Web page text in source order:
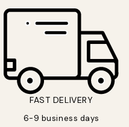
FAST DELIVERY
6-9 business days